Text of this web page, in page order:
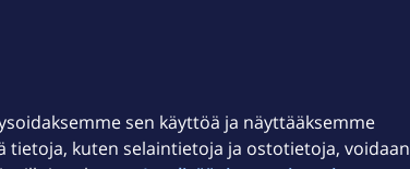
sen käyttöä ja näyttääksemme
tietoja, kuten selaintietoja ja ostotietoja, voidaan